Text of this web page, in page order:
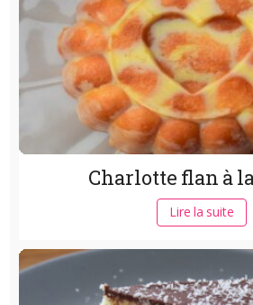
Charlotte flan à
Lire la suite